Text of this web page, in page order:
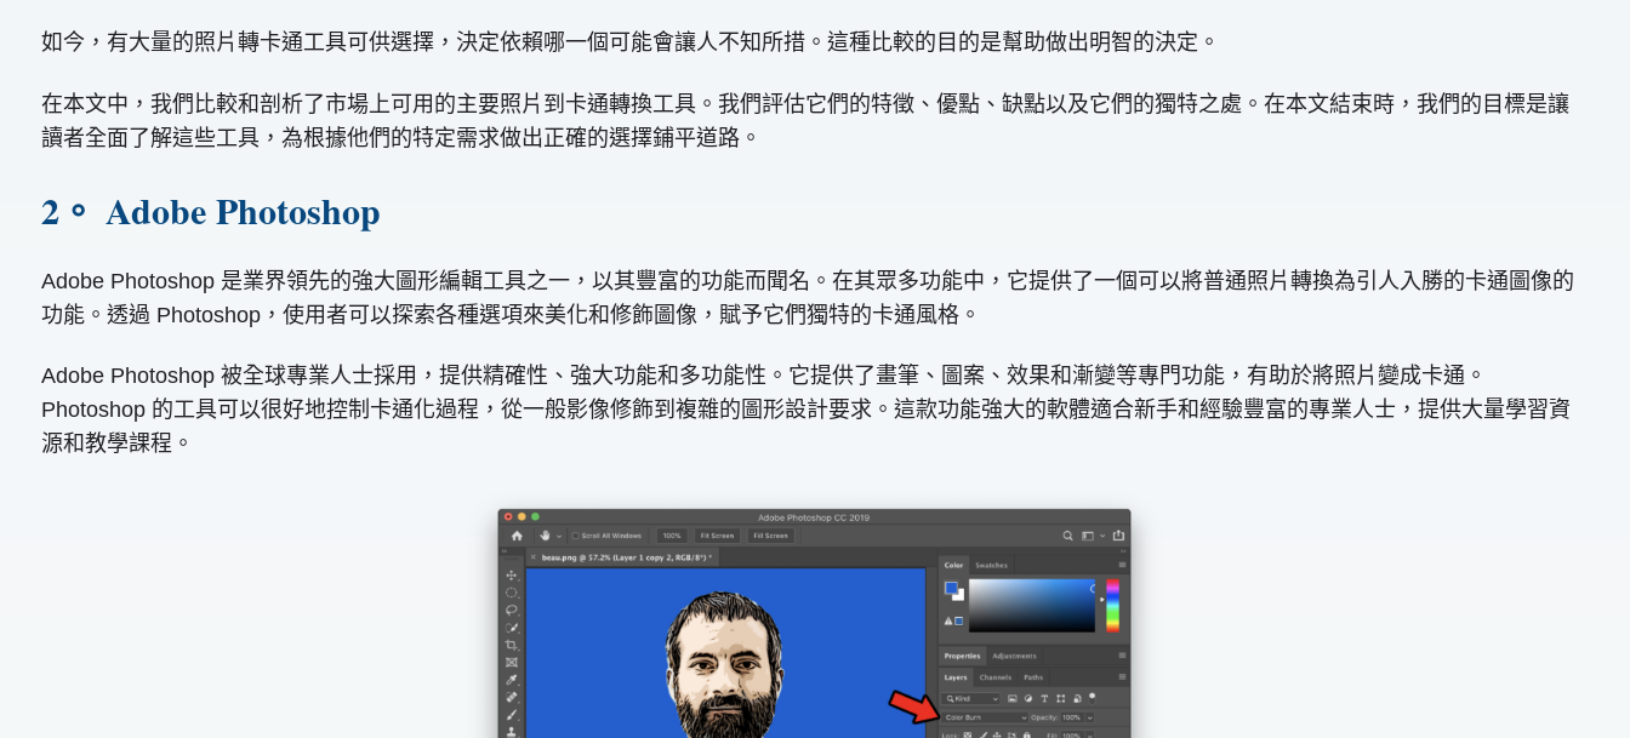
如今，有大量的照片轉卡通工具可供選擇，決定依賴哪一個可能會讓人不知所措。這種比較的目的是幫助做出明智的決定。
在本文中，我們比較和剖析了市場上可用的主要照片到卡通轉換工具。我們評估它們的特徵、優點、缺點以及它們的獨特之處。在本文結束時，我們的目標是讓
讀者全面了解這些工具，為根據他們的特定需求做出正確的選擇鋪平道路。
2。 Adobe Photoshop
Adobe Photoshop 是業界領先的強大圖形編輯工具之一，以其豐富的功能而聞名。在其眾多功能中，它提供了一個可以將普通照片轉換為引人入勝的卡通圖像的
功能。透過 Photoshop，使用者可以探索各種選項來美化和修飾圖像，賦予它們獨特的卡通風格。
Adobe Photoshop 被全球專業人士採用，提供精確性、強大功能和多功能性。它提供了畫筆、圖案、效果和漸變等專門功能，有助於將照片變成卡通。
Photoshop 的工具可以很好地控制卡通化過程，從一般影像修飾到複雜的圖形設計要求。這款功能強大的軟體適合新手和經驗豐富的專業人士，提供大量學習資
源和教學課程。